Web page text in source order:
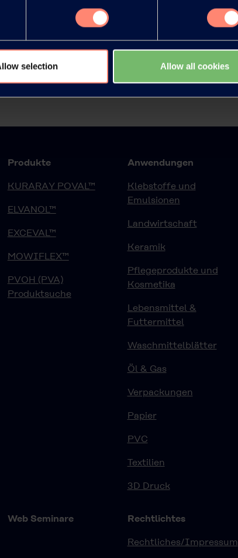
selection Allow all cookies
Produkte
KURARAY POVAL™
ELVANOL™
EXCEVAL™
MOWIFLEX™
PVOH (PVA)
Produktsuche
Anwendungen
Klebstoffe und
Emulsionen
Landwirtschaft
Keramik
Pflegeprodukte und
Kosmetika
Lebensmittel &
Futtermittel
Waschmittelblätter
Öl & Gas
Verpackungen
Papier
PVC
Textilien
3D Druck
Web Seminare Rechtlichtes
Rechtliches/Impressum